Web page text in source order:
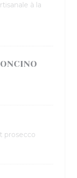
à la
prosecco